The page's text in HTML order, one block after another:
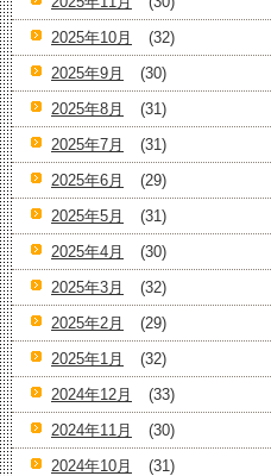
2025年10月
(32)
2025年9月
(30)
2025年8月
(31)
2025年7月
(31)
2025年6月
(29)
2025年5月
(31)
2025年4月
(30)
2025年3月
(32)
2025年2月
(29)
2025年1月
(32)
2024年12月
(33)
2024年11月
(30)
2024年10月
(31)